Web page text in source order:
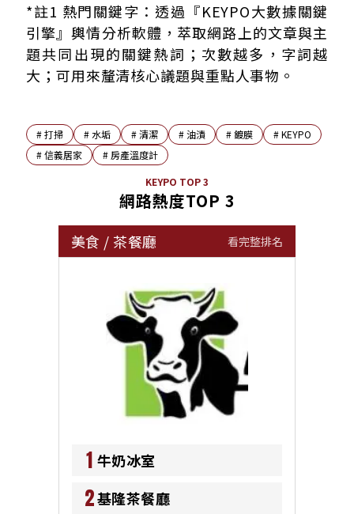
*註1 熱門關鍵字：透過『KEYPO大數據關鍵
引擎』輿情分析軟體，萃取網路上的文章與主
題共同出現的關鍵熱詞；次數越多，字詞越
大；可用來釐清核心議題與重點人事物。
#打掃 # 水垢 #清潔 #油漬 #鍍膜 #KEYPO
#信義居家 # 房產溫度計
KEYPO TOP 3
網路熱度TOP 3
美食 / 茶餐廳 看完整排名
1 牛奶冰室
2基隆茶餐廳